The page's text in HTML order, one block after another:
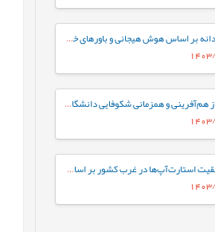
پیش بینی تفکر نقادانه بر اساس هوش هیجانی و باورهای خودکارآمدی مطالعه موردی: دانشجویان پرستاری دانشگاه علوم پزشکی لرستان
ضرورت فهم نوآور از هم‌آفرینی و همزمانی شکوفایی دانشگاه و تمدن
شناسایی موانع موفقیت استارت‌آپ‌ها در غرب کشور بر اساس رویکرد داده‌بنیاد